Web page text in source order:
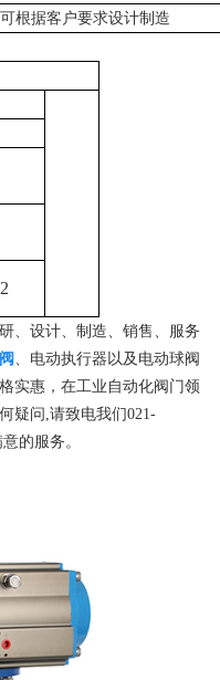
根据客户要求设计制造
、设计、制造、销售、服务
、电动执行器以及电动球阀
实惠，在工业自动化阀门领
疑问,请致电我们021-
的服务。